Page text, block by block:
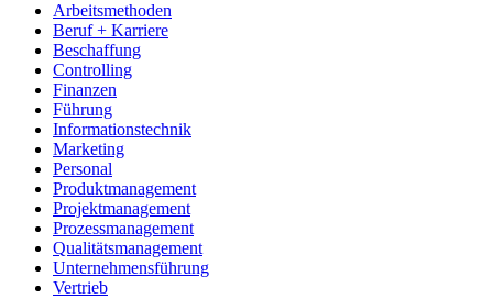
Arbeitsmethoden
Beruf + Karriere
Beschaffung
Controlling
Finanzen
Führung
Informationstechnik
Marketing
Personal
Produktmanagement
Projektmanagement
Prozessmanagement
Qualitätsmanagement
Unternehmensführung
Vertrieb